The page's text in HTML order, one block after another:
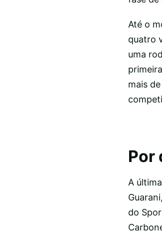
Até o
quatro
uma
mais
Por
A
do